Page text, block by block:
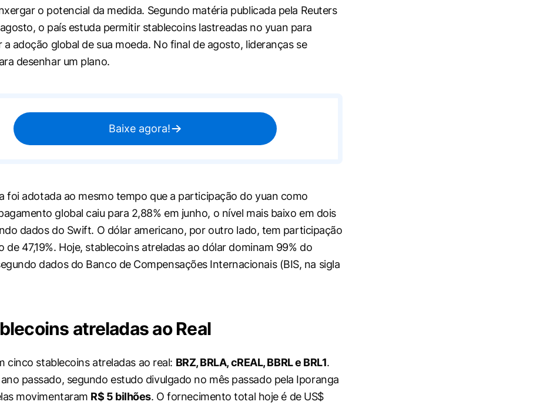
o potencial da medida. Segundo matéria publicada pela Reuters
o país estuda permitir stablecoins lastreadas no yuan para
a adoção global de sua moeda. No final de agosto, lideranças se
desenhar um plano.
Baixe agora!
foi adotada ao mesmo tempo que a participação do yuan como
global caiu para 2,88% em junho, o nível mais baixo em dois
dados do Swift. O dólar americano, por outro lado, tem participação
de 47,19%. Hoje, stablecoins atreladas ao dólar dominam 99% do
dados do Banco de Compensações Internacionais (BIS, na sigla
atreladas ao Real
cinco stablecoins atreladas ao real: BRZ, BRLA, cREAL, BBRL e BRL1.
passado, segundo estudo divulgado no mês passado pela Iporanga
movimentaram R$ 5 bilhões. O fornecimento total hoje é de US$